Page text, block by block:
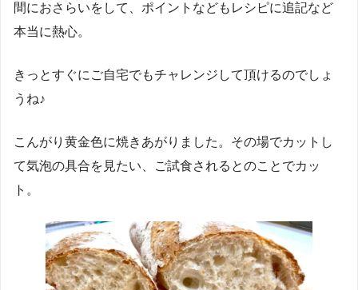
間におさらいをして、ポイントなどもレシピに追記など
本当に熱心。
きっとすぐにご自宅でもチャレンジして頂けるのでしょ
うね♪
こんがり黄金色に焼きあがりました。その場でカットし
て気泡の具合を見たい、ご試食されるとのことでカッ
ト。